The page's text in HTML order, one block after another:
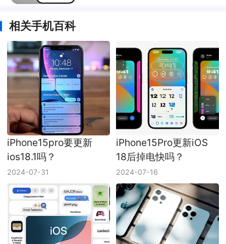
相关手机百科
iPhone15pro要更新
ios18.1吗？
2024-07-31
iPhone15Pro更新iOS
18后掉电快吗？
2024-07-16